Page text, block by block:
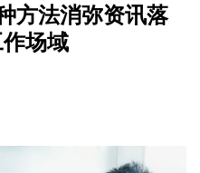
方法消弥资讯落
场域